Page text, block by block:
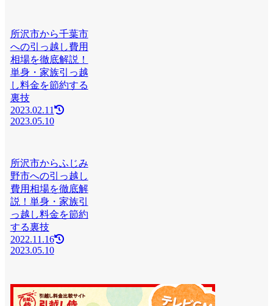
所沢市から千葉市
への引っ越し費用
相場を徹底解説！
単身・家族引っ越
し料金を節約する
裏技
2023.02.11
2023.05.10
所沢市からふじみ
野市への引っ越し
費用相場を徹底解
説！単身・家族引
っ越し料金を節約
する裏技
2022.11.16
2023.05.10